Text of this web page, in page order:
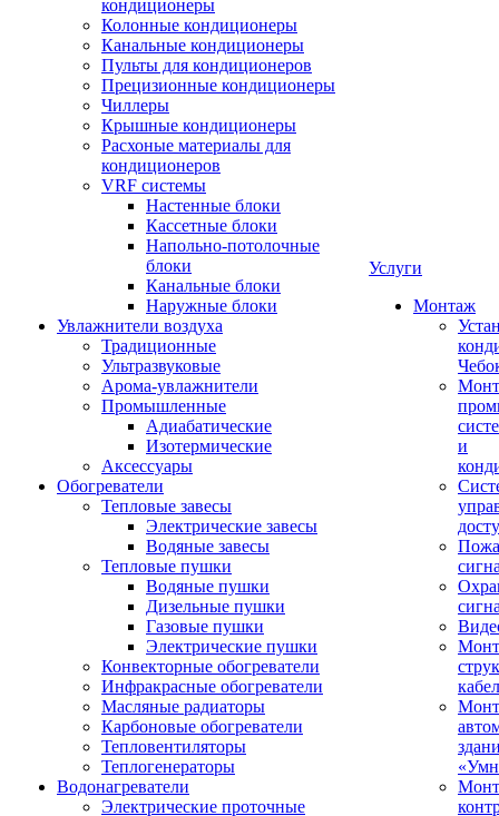
кондиционеры
Колонные кондиционеры
Канальные кондиционеры
Пульты для кондиционеров
Прецизионные кондиционеры
Чиллеры
Крышные кондиционеры
Расхоные материалы для
кондиционеров
VRF системы
Настенные блоки
Кассетные блоки
Напольно-потолочные
блоки
Канальные блоки
Наружные блоки
Увлажнители воздуха
Традиционные
Ультразвуковые
Арома-увлажнители
Промышленныe
Адиабатические
Изотермические
Аксессуары
Обогреватели
Тепловые завесы
Электрические завесы
Водяные завесы
Тепловые пушки
Водяные пушки
Дизельные пушки
Газовые пушки
Электрические пушки
Конвекторные обогреватели
Инфракрасные обогреватели
Масляные радиаторы
Карбоновые обогреватели
Тепловентиляторы
Теплогенераторы
Водонагреватели
Электрические проточные
Услуги
Монтаж
и